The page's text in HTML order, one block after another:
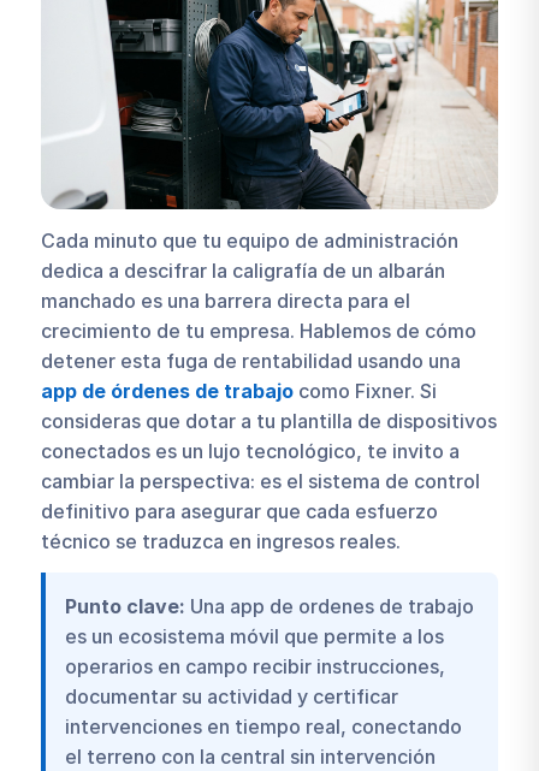
Cada minuto que tu equipo de administración
dedica a descifrar la caligrafía de un albarán
manchado es una barrera directa para el
crecimiento de tu empresa. Hablemos de cómo
detener esta fuga de rentabilidad usando una
app de órdenes de trabajocomo Fixner. Si
consideras que dotar a tu plantilla de dispositivos
conectados es un lujo tecnológico, te invito a
cambiar la perspectiva: es el sistema de control
definitivo para asegurar que cada esfuerzo
técnico se traduzca en ingresos reales.
Punto clave: Una app de ordenes de trabajo
es un ecosistema móvil que permite a los
operarios en campo recibir instrucciones,
documentar su actividad y certificar
intervenciones en tiempo real, conectando
el terreno con la central sin intervención